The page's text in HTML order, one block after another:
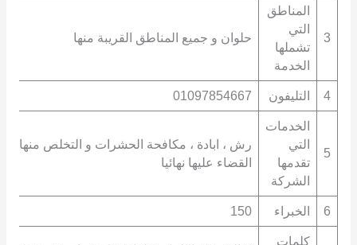
3
المناطق
التي
تشملها
الخدمة
حلوان و جميع المناطق القريبة منها
4 التليفون 01097854667
5
الخدمات
التي
تقدمها
الشركة
رش ، ابادة ، مكافحة الحشرات و التخلص منها ، و
القضاء عليها نهائيا
6 الخبراء 150
كلمات